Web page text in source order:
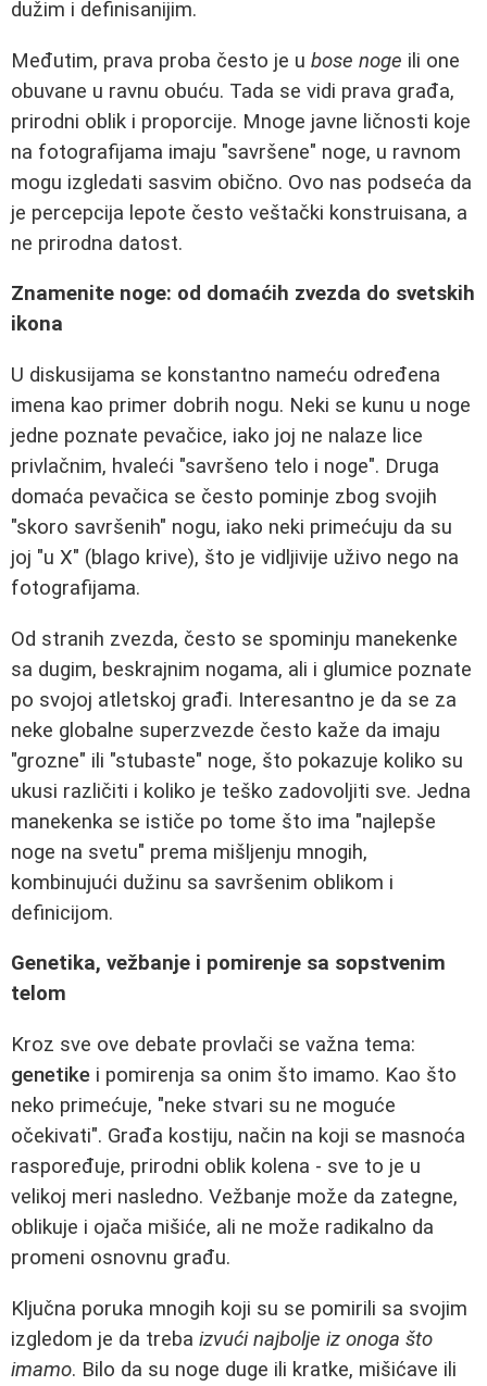
dužim i definisanijim.
Međutim, prava proba često je u bose noge ili one
obuvane u ravnu obuću. Tada se vidi prava građa,
prirodni oblik i proporcije. Mnoge javne ličnosti koje
na fotografijama imaju "savršene" noge, u ravnom
mogu izgledati sasvim obično. Ovo nas podseća da
je percepcija lepote često veštački konstruisana, a
ne prirodna datost.
Znamenite noge: od domaćih zvezda do svetskih
ikona
U diskusijama se konstantno nameću određena
imena kao primer dobrih nogu. Neki se kunu u noge
jedne poznate pevačice, iako joj ne nalaze lice
privlačnim, hvaleći "savršeno telo i noge". Druga
domaća pevačica se često pominje zbog svojih
"skoro savršenih" nogu, iako neki primećuju da su
joj "u X" (blago krive), što je vidljivije uživo nego na
fotografijama.
Od stranih zvezda, često se spominju manekenke
sa dugim, beskrajnim nogama, ali i glumice poznate
po svojoj atletskoj građi. Interesantno je da se za
neke globalne superzvezde često kaže da imaju
"grozne" ili "stubaste" noge, što pokazuje koliko su
ukusi različiti i koliko je teško zadovoljiti sve. Jedna
manekenka se ističe po tome što ima "najlepše
noge na svetu" prema mišljenju mnogih,
kombinujući dužinu sa savršenim oblikom i
definicijom.
Genetika, vežbanje i pomirenje sa sopstvenim
telom
Kroz sve ove debate provlači se važna tema:
genetike i pomirenja sa onim što imamo. Kao što
neko primećuje, "neke stvari su ne moguće
očekivati". Građa kostiju, način na koji se masnoća
raspoređuje, prirodni oblik kolena - sve to je u
velikoj meri nasledno. Vežbanje može da zategne,
oblikuje i ojača mišiće, ali ne može radikalno da
promeni osnovnu građu.
Ključna poruka mnogih koji su se pomirili sa svojim
izgledom je da treba izvući najbolje iz onoga što
imamo. Bilo da su noge duge ili kratke, mišićave ili